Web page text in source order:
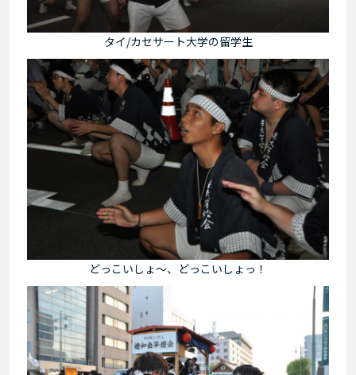
タイ/カセサート大学の留学生
どっこいしょ～、どっこいしょっ！